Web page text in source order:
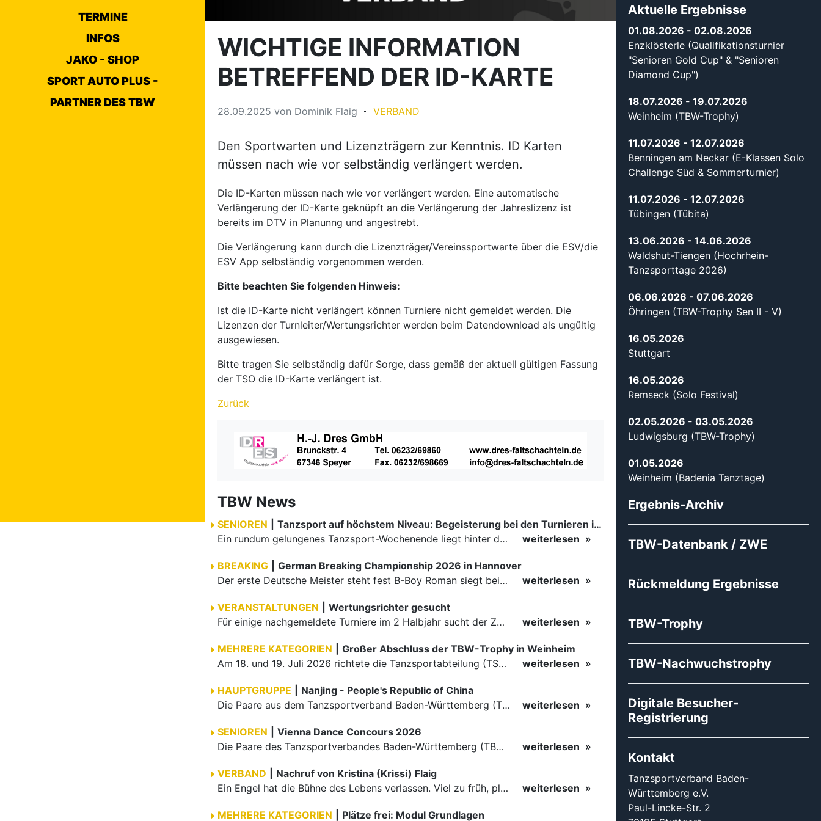
TERMINE
INFOS
JAKO - SHOP
SPORT AUTO PLUS -
PARTNER DES TBW
WICHTIGE INFORMATION
BETREFFEND DER ID-KARTE
28.09.2025 von Dominik Flaig VERBAND
Den Sportwarten und Lizenzträgern zur Kenntnis. ID Karten
müssen nach wie vor selbständig verlängert werden.
Die ID-Karten müssen nach wie vor verlängert werden. Eine automatische
Verlängerung der ID-Karte geknüpft an die Verlängerung der Jahreslizenz ist
bereits im DTV in Planunng und angestrebt.
Die Verlängerung kann durch die Lizenzträger/Vereinssportwarte über die ESV/die
ESV App selbständig vorgenommen werden.
Bitte beachten Sie folgenden Hinweis:
Ist die ID-Karte nicht verlängert können Turniere nicht gemeldet werden. Die
Lizenzen der Turnleiter/Wertungsrichter werden beim Datendownload als ungültig
ausgewiesen.
Bitte tragen Sie selbständig dafür Sorge, dass gemäß der aktuell gültigen Fassung
der TSO die ID-Karte verlängert ist.
Zurück
TBW News
SENIOREN
Tanzsport auf höchstem Niveau: Begeisterung bei den Turnieren in…
Ein rundum gelungenes Tanzsport-Wochenende liegt hinter den Paaren und Organisatoren in Enzklösterle. Am 1. und 2. August 2026 verwandelte sich die Festhalle wieder in einen lebendigen Mittelpunkt des…
weiterlesen
BREAKING
German Breaking Championship 2026 in Hannover
Der erste Deutsche Meister steht fest B-Boy Roman siegt bei den Juniors
weiterlesen
VERANSTALTUNGEN
Wertungsrichter gesucht
Für einige nachgemeldete Turniere im 2 Halbjahr sucht der ZWE noch Wertungsrichter.
weiterlesen
MEHRERE KATEGORIEN
Großer Abschluss der TBW-Trophy in Weinheim
Am 18. und 19. Juli 2026 richtete die Tanzsportabteilung (TSA) der TSG 1862 Weinheim das Abschlussturnier der diesjährigen TBW-Trophy-Serie aus. Zum traditionellen Saisonfinale kamen rund 400 Starts über…
weiterlesen
HAUPTGRUPPE
Nanjing - People's Republic of China
Die Paare aus dem Tanzsportverband Baden-Württemberg (TBW) haben beim hochklassig besetzten WDSF GrandSlam im chinesischen Nanjing wieder einmal auf internationalem Top-Niveau geglänzt. Das…
weiterlesen
SENIOREN
Vienna Dance Concours 2026
Die Paare des Tanzsportverbandes Baden-Württemberg (TBW) glänzten auf dem internationalen Parkett des Vienna Dance Concourse 2026 im Wiener Rathaus mit hervorragenden Platzierungen Ergebnisse unter: …
weiterlesen
VERBAND
Nachruf von Kristina (Krissi) Flaig
Ein Engel hat die Bühne des Lebens verlassen. Viel zu früh, plötzlich und für uns alle unfassbar, wurde unsere geliebte Kristina (Krissi) Flaig im Alter von 36 Jahren aus dem Leben gerissen. Das Tanzen…
weiterlesen
MEHRERE KATEGORIEN Plätze frei: Modul Grundlagen
Aktuelle Ergebnisse
01.08.2026 - 02.08.2026
Enzklösterle (Qualifikationsturnier
"Senioren Gold Cup" & "Senioren
Diamond Cup")
18.07.2026 - 19.07.2026
Weinheim (TBW-Trophy)
11.07.2026 - 12.07.2026
Benningen am Neckar (E-Klassen Solo
Challenge Süd & Sommerturnier)
11.07.2026 - 12.07.2026
Tübingen (Tübita)
13.06.2026 - 14.06.2026
Waldshut-Tiengen (Hochrhein-
Tanzsporttage 2026)
06.06.2026 - 07.06.2026
Öhringen (TBW-Trophy Sen II - V)
16.05.2026
Stuttgart
16.05.2026
Remseck (Solo Festival)
02.05.2026 - 03.05.2026
Ludwigsburg (TBW-Trophy)
01.05.2026
Weinheim (Badenia Tanztage)
Ergebnis-Archiv
TBW-Datenbank / ZWE
Rückmeldung Ergebnisse
TBW-Trophy
TBW-Nachwuchstrophy
Digitale Besucher-
Registrierung
Kontakt
Tanzsportverband Baden-
Württemberg e.V.
Paul-Lincke-Str. 2